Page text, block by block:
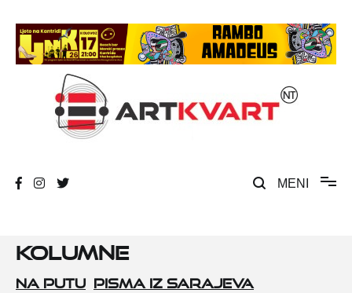
content
MENI
Kolumne
Na putu Pisma iz Sarajeva